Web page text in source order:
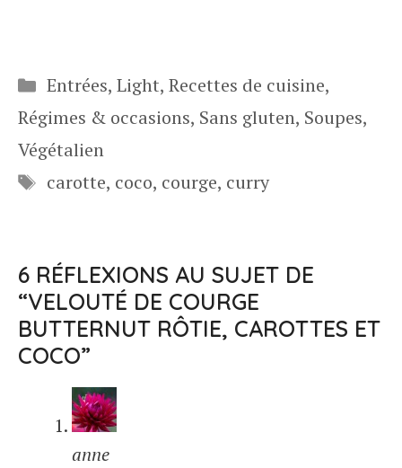
Catégories
Entrées, Light, Recettes de cuisine,
Régimes & occasions, Sans gluten, Soupes,
Végétalien
Étiquettes
carotte, coco, courge, curry
6 RÉFLEXIONS AU SUJET DE
“VELOUTÉ DE COURGE
BUTTERNUT RÔTIE, CAROTTES ET
COCO”
anne